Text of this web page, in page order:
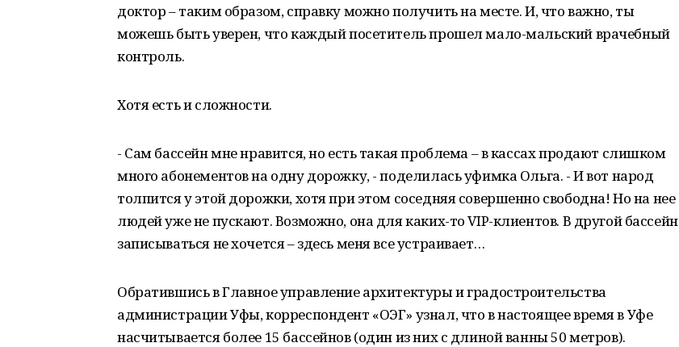
доктор – таким образом, справку можно получить на месте. И, что важно, ты
можешь быть уверен, что каждый посетитель прошел мало-мальский врачебный
контроль.
Хотя есть и сложности.
- Сам бассейн мне нравится, но есть такая проблема – в кассах продают слишком
много абонементов на одну дорожку, - поделилась уфимка Ольга. - И вот народ
толпится у этой дорожки, хотя при этом соседняя совершенно свободна! Но на нее
людей уже не пускают. Возможно, она для каких-то VIP-клиентов. В другой бассейн
записываться не хочется – здесь меня все устраивает…
Обратившись в Главное управление архитектуры и градостроительства
администрации Уфы, корреспондент «ОЭГ» узнал, что в настоящее время в Уфе
насчитывается более 15 бассейнов (один из них с длиной ванны 50 метров).